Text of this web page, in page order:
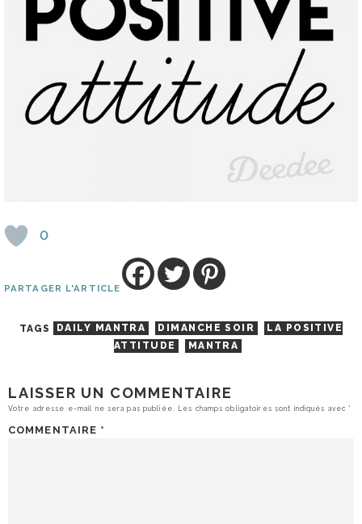
0
PARTAGER L'ARTICLE
TAGS DAILY MANTRA DIMANCHE SOIR
LA POSITIVE
ATTITUDE
MANTRA
LAISSER UN COMMENTAIRE
Votre adresse e-mail ne sera pas publiée. Les champs obligatoires sont indiqués avec*
COMMENTAIRE *